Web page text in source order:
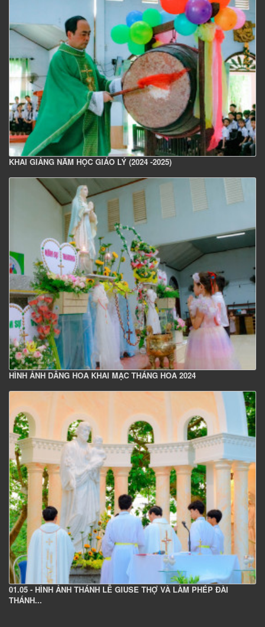
KHAI GIẢNG NĂM HỌC GIÁO LÝ (2024 -2025)
HÌNH ẢNH DÂNG HOA KHAI MẠC THÁNG HOA 2024
01.05 - HÌNH ẢNH THÁNH LỄ GIUSE THỢ VÀ LÀM PHÉP ĐÀI
THÁNH...